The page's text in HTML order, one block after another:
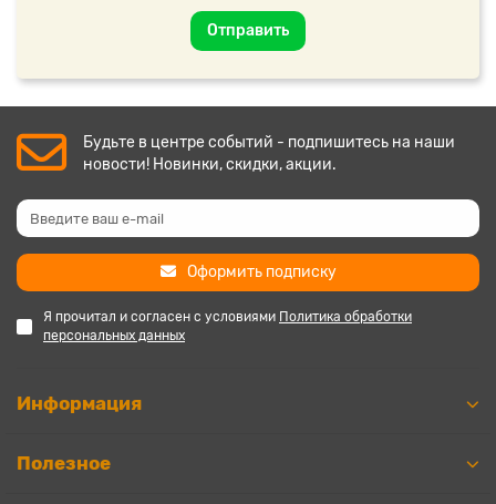
Отправить
Будьте в центре событий - подпишитесь на наши
новости! Новинки, скидки, акции.
Оформить подписку
Я прочитал и согласен с условиями Политика обработки
персональных данных
Информация
Полезное